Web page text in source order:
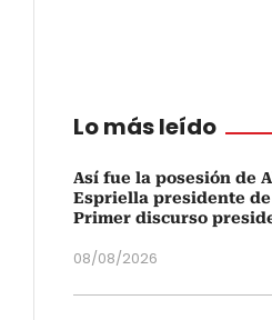
Lo más leído
Así fue la posesión de
Espriella presidente
Primer discurso
08/08/2026